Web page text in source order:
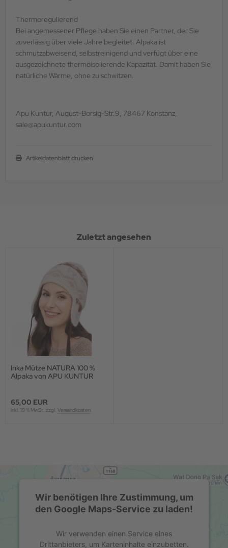
Thermoregulierend
Bei angemessener Pflege haben Sie einen Partner, der Sie
zuverlässig über viele Jahre begleitet. Alpaka ist
schmutzabweisend, selbstreinigend und verfügt über eine
ausgezeichnete thermoisolierende Kapazität. Damit haben Sie
natürliche Wärme, ohne zu schwitzen.
Apu Kuntur, August-Borsig-Str.9, 78467 Konstanz,
sale@apukuntur.com
Artikeldatenblatt drucken
Zuletzt angesehen
Inka Mütze NATURA 100 %
Alpaka von APU KUNTUR
65,00 EUR
inkl. 19 % MwSt. zzgl. Versandkosten
Wir benötigen Ihre Zustimmung, um
den Google Maps-Service zu laden!
Wir verwenden einen Service eines
Drittanbieters, um Karteninhalte einzubetten.